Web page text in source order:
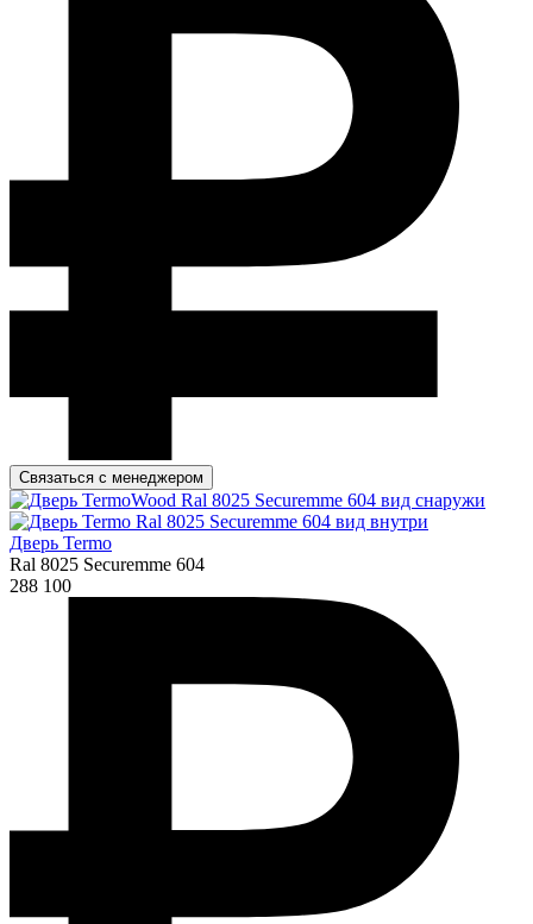
Связаться с менеджером
Дверь Termo
Ral 8025 Securemme 604
288 100